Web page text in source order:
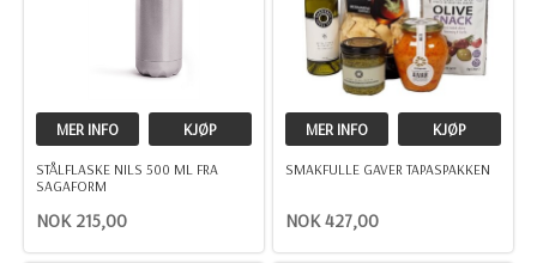
MER INFO KJØP
STÅLFLASKE NILS 500 ML FRA
SAGAFORM
NOK 215,00
MER INFO KJØP
SMAKFULLE GAVER TAPASPAKKEN
NOK 427,00